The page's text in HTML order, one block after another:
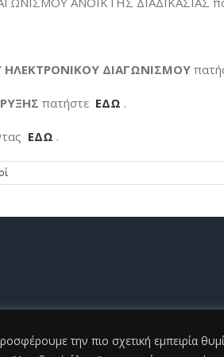
την πιο σχετική εμπειρία
ΗΛΕΚΤΡΟΝΙΚΟΥ ΔΙΑΓΩΝΙΣΜΟΥ
πατήστε ΕΔΩ .
ΕΔΩ .
©2026 Γενικό Νοσοκομείο Ηλείας